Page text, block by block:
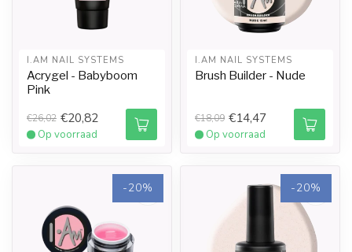
I.AM NAIL SYSTEMS
Acrygel - Babyboom
Pink
€26,02 €20,82
Op voorraad
I.AM NAIL SYSTEMS
Brush Builder - Nude
€18,09 €14,47
Op voorraad
-20% -20%